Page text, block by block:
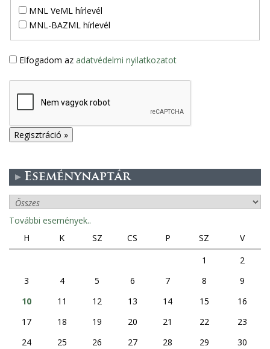
MNL VeML hírlevél
MNL-BAZML hírlevél
Elfogadom az adatvédelmi nyilatkozatot
Eseménynaptár
További események..
H
K SZ CS P SZ
V
1
2
3
4 5 6 7 8
9
10
11 12 13 14 15
16
17
18 19 20 21 22
23
24
25 26 27 28 29
30